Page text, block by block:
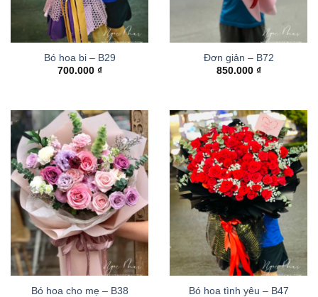
Bó hoa bi – B29
700.000 ₫
Đơn giản – B72
850.000 ₫
Bó hoa cho mẹ – B38
Bó hoa tình yêu – B47